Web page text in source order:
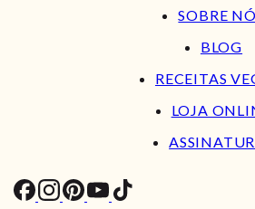
SOBRE
BLOG
RECEITAS
LOJA